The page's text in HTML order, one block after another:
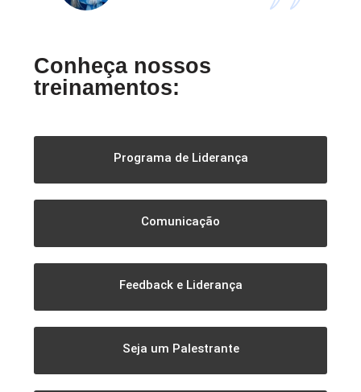
Conheça nossos
treinamentos:
Programa de Liderança
Comunicação
Feedback e Liderança
Seja um Palestrante